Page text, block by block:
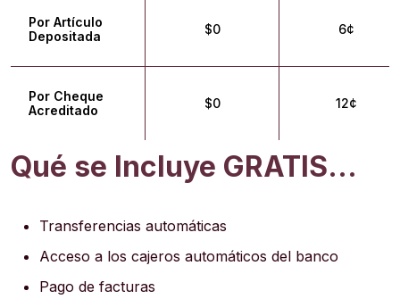
Por Artículo
Depositada
$0 6¢
Por Cheque
Acreditado
$0 12¢
Qué se Incluye GRATIS...
Transferencias automáticas
Acceso a los cajeros automáticos del banco
Pago de facturas